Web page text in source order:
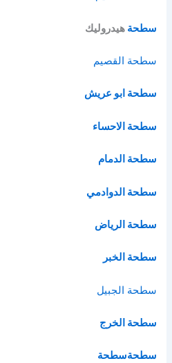
سطحة هيدروليك
سطحة القصيم
سطحة ابو عريش
سطحة الاحساء
سطحة الدمام
سطحة الدوادمي
سطحة الرياض
سطحة الخبر
سطحة الجبيل
سطحة الخرج
سطحةسطحة